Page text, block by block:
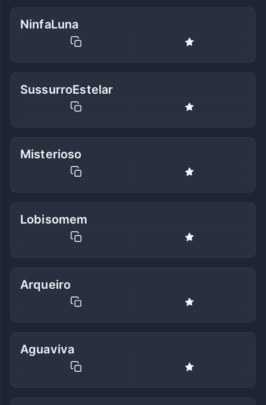
NinfaLuna
SussurroEstelar
Misterioso
Lobisomem
Arqueiro
Aguaviva